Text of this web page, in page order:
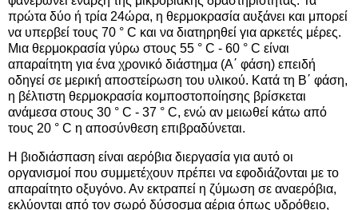
πρώτα δύο ή τρία 24ώρα, η θερμοκρασία αυξάνει και μπορεί
να υπερβεί τους 70 ° C και να διατηρηθεί για αρκετές μέρες.
Μια θερμοκρασία γύρω στους 55 ° C - 60 ° C είναι
απαραίτητη για ένα χρονικό διάστημα (Α΄ φάση) επειδή
οδηγεί σε μερική αποστείρωση του υλικού. Κατά τη Β΄ φάση,
η βέλτιστη θερμοκρασία κομποστοποίησης βρίσκεται
ανάμεσα στους 30 ° C - 37 ° C, ενώ αν μειωθεί κάτω από
τους 20 ° C η αποσύνθεση επιβραδύνεται.
Η βιοδιάσπαση είναι αερόβια διεργασία για αυτό οι
οργανισμοί που συμμετέχουν πρέπει να εφοδιάζονται με το
απαραίτητο οξυγόνο. Αν εκτραπεί η ζύμωση σε αναερόβια,
εκλύονται από τον σωρό δύσοσμα αέρια όπως υδρόθειο,